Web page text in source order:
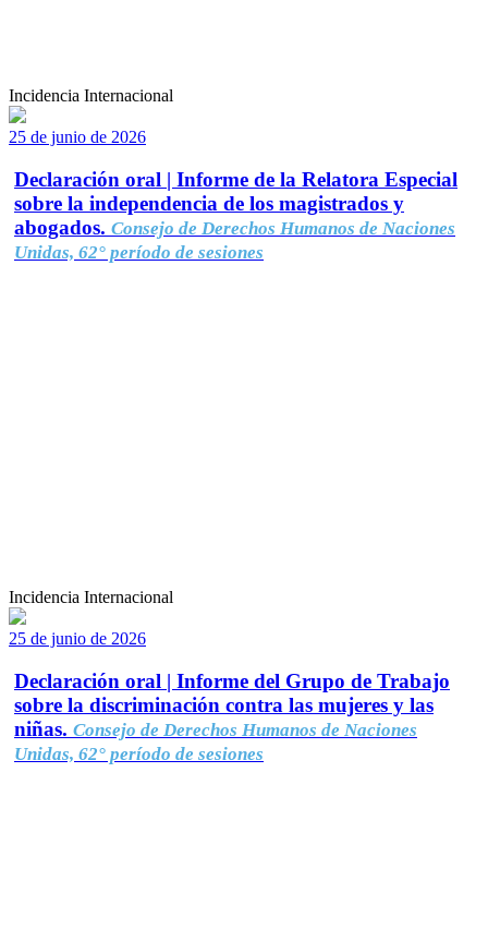
Incidencia Internacional
25 de junio de 2026
Declaración oral | Informe de la Relatora Especial
sobre la independencia de los magistrados y
abogados. Consejo de Derechos Humanos de Naciones
Unidas, 62° período de sesiones
Incidencia Internacional
25 de junio de 2026
Declaración oral | Informe del Grupo de Trabajo
sobre la discriminación contra las mujeres y las
niñas. Consejo de Derechos Humanos de Naciones
Unidas, 62° período de sesiones